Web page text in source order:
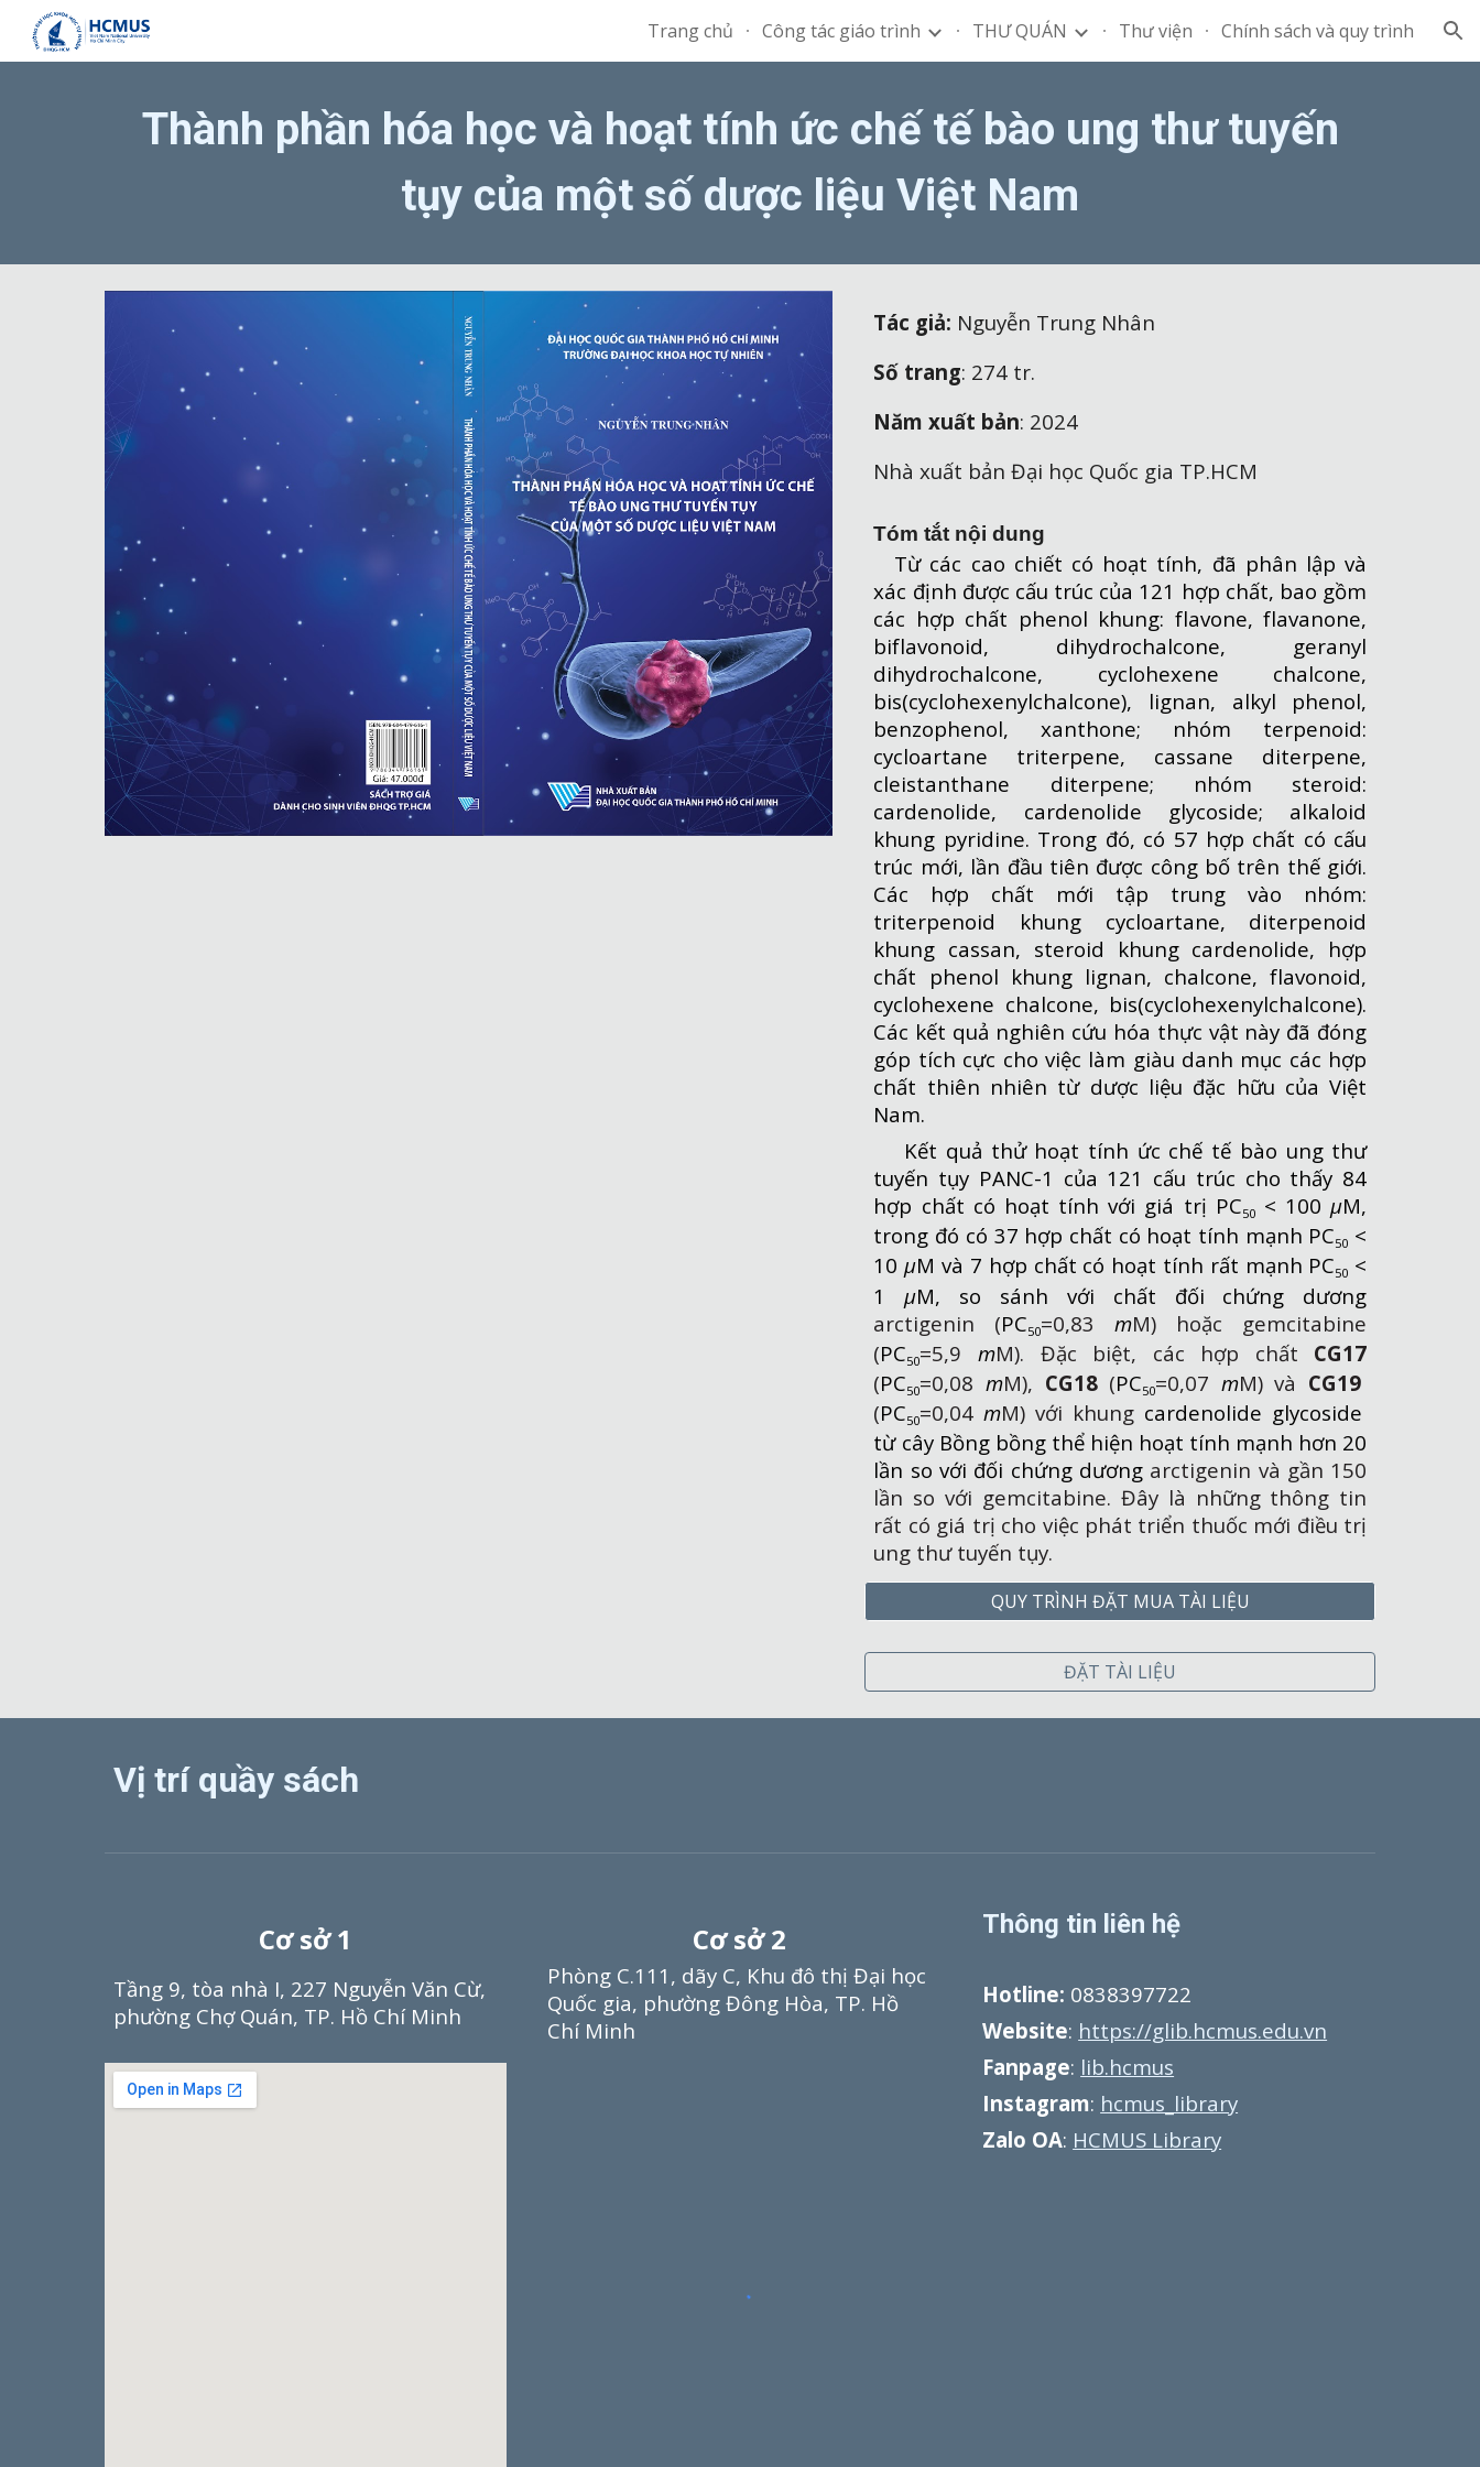
Skip to navigation
Trang chủ Công tác giáo trình THƯ QUÁN Thư viện Chính sách và quy trình
Thành phần hóa học và hoạt tính ức chế tế bào ung thư tuyến
tụy của một số dược liệu Việt Nam
Tác giả: Nguyễn Trung Nhân
Số trang: 274 tr.
Năm xuất bản: 2024
Nhà xuất bản Đại học Quốc gia TP.HCM
Tóm tắt nội dung
Từ các cao chiết có hoạt tính, đã phân lập và
xác định được cấu trúc của 121 hợp chất, bao gồm
các hợp chất phenol khung: flavone, flavanone,
biflavonoid, dihydrochalcone, geranyl
dihydrochalcone, cyclohexene chalcone,
bis(cyclohexenylchalcone), lignan, alkyl phenol,
benzophenol, xanthone; nhóm terpenoid:
cycloartane triterpene, cassane diterpene,
cleistanthane diterpene; nhóm steroid:
cardenolide, cardenolide glycoside; alkaloid
khung pyridine. Trong đó, có 57 hợp chất có cấu
trúc mới, lần đầu tiên được công bố trên thế giới.
Các hợp chất mới tập trung vào nhóm:
triterpenoid khung cycloartane, diterpenoid
khung cassan, steroid khung cardenolide, hợp
chất phenol khung lignan, chalcone, flavonoid,
cyclohexene chalcone, bis(cyclohexenylchalcone).
Các kết quả nghiên cứu hóa thực vật này đã đóng
góp tích cực cho việc làm giàu danh mục các hợp
chất thiên nhiên từ dược liệu đặc hữu của Việt
Nam.
Kết quả thử hoạt tính ức chế tế bào ung thư
tuyến tụy PANC-1 của 121 cấu trúc cho thấy 84
hợp chất có hoạt tính với giá trị PC50< 100µM,
trong đó có 37 hợp chất có hoạt tính mạnh PC50 <
10µM và 7 hợp chất có hoạt tính rất mạnh PC50 <
1µM, so sánh với chất đối chứng dương
arctigenin (PC50=0,83mM) hoặc gemcitabine
(PC50=5,9 mM). Đặc biệt, các hợp chất CG17
(PC50=0,08 mM), CG18(PC50=0,07 mM) và CG19
(PC50=0,04mM) với khung cardenolide glycoside
từ cây Bồng bồng thể hiện hoạt tính mạnh hơn 20
lần so với đối chứng dương arctigenin và gần 150
lần so với gemcitabine. Đây là những thông tin
rất có giá trị cho việc phát triển thuốc mới điều trị
ung thư tuyến tụy.
QUY TRÌNH ĐẶT MUA TÀI LIỆU
ĐẶT TÀI LIỆU
Vị trí quầy sách
Cơ sở 1
Tầng 9, tòa nhà I, 227 Nguyễn Văn Cừ,
phường Chợ Quán, TP. Hồ Chí Minh
Cơ sở2
Phòng C.111, dãy C, Khu đô thị Đại học
Quốc gia, phường Đông Hòa, TP. Hồ
Chí Minh
Thông tin liên hệ
Hotline: 0838397722
Website: https://glib.hcmus.edu.vn
Fanpage: lib.hcmus
Instagram: hcmus_library
Zalo OA: HCMUS Library